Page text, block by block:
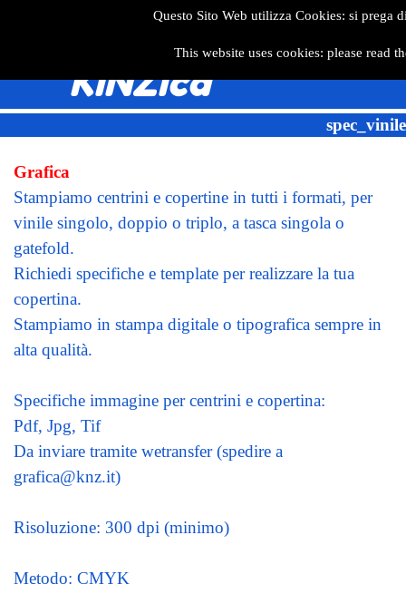
Questo Sito Web utilizza Cookies: si
This website uses cookies: please read
KiNZica
spec_vinile
Grafica
Stampiamo centrini e copertine in tutti i formati, per
vinile singolo, doppio o triplo, a tasca singola o
gatefold.
Richiedi specifiche e template per realizzare la tua
copertina.
Stampiamo in stampa digitale o tipografica sempre in
alta qualità.
Specifiche immagine per centrini e copertina:
Pdf, Jpg, Tif
Da inviare tramite wetransfer (spedire a
grafica@knz.it)
Risoluzione: 300 dpi (minimo)
Metodo: CMYK